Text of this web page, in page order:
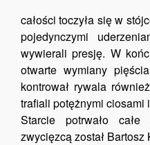
całości toczyła się w
pojedynczymi
wywierali presję. W
otwarte wymiany
kontrował rywala
trafiali potężnymi ciosami
Starcie potrwało
zwycięzcą został Bartosz